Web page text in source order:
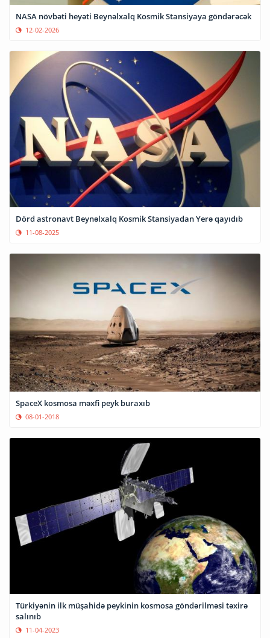
NASA növbəti heyəti Beynəlxalq Kosmik Stansiyaya göndərəcək
12-02-2026
Dörd astronavt Beynəlxalq Kosmik Stansiyadan Yerə qayıdıb
11-08-2025
SpaceX kosmosa məxfi peyk buraxıb
08-01-2018
Türkiyənin ilk müşahidə peykinin kosmosa göndərilməsi təxirə
salınıb
11-04-2023